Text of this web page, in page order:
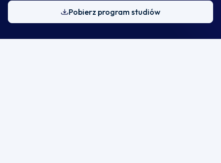
Pobierz program studiów